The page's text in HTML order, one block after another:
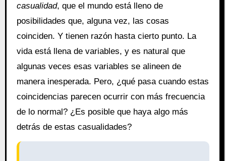
casualidad, que el mundo está lleno de
posibilidades que, alguna vez, las cosas
coinciden. Y tienen razón hasta cierto punto. La
vida está llena de variables, y es natural que
algunas veces esas variables se alineen de
manera inesperada. Pero, ¿qué pasa cuando estas
coincidencias parecen ocurrir con más frecuencia
de lo normal? ¿Es posible que haya algo más
detrás de estas casualidades?